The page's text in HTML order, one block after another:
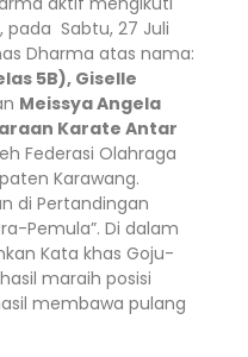
pada Sabtu, 27 Juli
Dharma atas nama:
5B), Giselle
Meissya Angela
Karate Antar
Federasi Olahraga
Karawang.
di Pertandingan
Pemula”. Di dalam
Kata khas Goju-
maraih posisi
membawa pulang